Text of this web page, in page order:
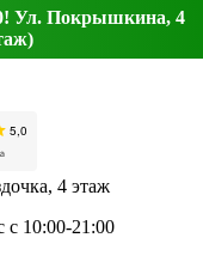
Ул. Покрышкина, 4
4 этаж
10:00-21:00